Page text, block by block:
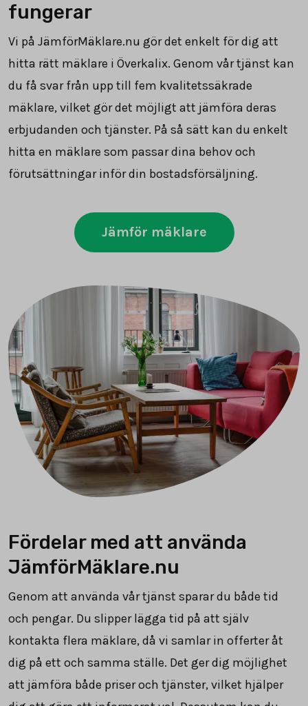
fungerar
Vi på JämförMäklare.nu gör det enkelt för dig att
hitta rätt mäklare i Överkalix. Genom vår tjänst kan
du få svar från upp till fem kvalitetssäkrade
mäklare, vilket gör det möjligt att jämföra deras
erbjudanden och tjänster. På så sätt kan du enkelt
hitta en mäklare som passar dina behov och
förutsättningar inför din bostadsförsäljning.
Jämför mäklare
Fördelar med att använda
JämförMäklare.nu
Genom att använda vår tjänst sparar du både tid
och pengar. Du slipper lägga tid på att själv
kontakta flera mäklare, då vi samlar in offerter åt
dig på ett och samma ställe. Det ger dig möjlighet
att jämföra både priser och tjänster, vilket hjälper